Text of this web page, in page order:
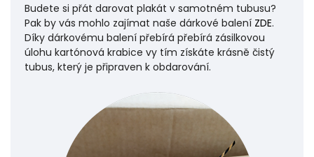
Budete si přát darovat plakát v samotném tubusu?
Pak by vás mohlo zajímat naše dárkové balení ZDE.
Díky dárkovému balení přebírá přebírá zásilkovou
úlohu kartónová krabice vy tím získáte krásně čistý
tubus, který je připraven k obdarování.